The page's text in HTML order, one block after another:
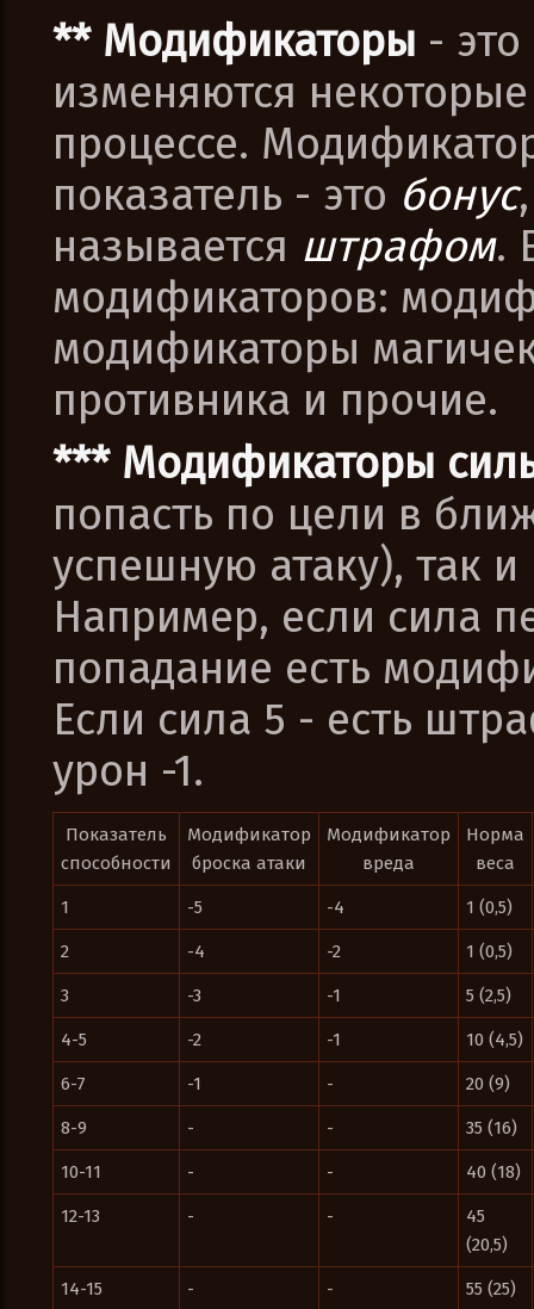
** Модификаторы -
изменяются
процессе.
показатель - это бонус
называется штрафом.
модификаторов:
модификаторы
противника и прочие.
*** Модификаторы
попасть по цели в
успешную атаку), так
Например, если сила
попадание есть
Если сила 5 - есть
урон -1.
Показатель
способности
Модификатор
броска атаки
Модификатор
вреда
Норма
веса
1 -5 -4 1 (0,5)
2 -4 -2 1 (0,5)
3 -3 -1 5 (2,5)
4-5 -2 -1 10 (4,5)
6-7 -1 - 20 (9)
8-9 - - 35 (16)
10-11 - - 40 (18)
12-13 - -
45
(20,5)
14-15 - - 55 (25)